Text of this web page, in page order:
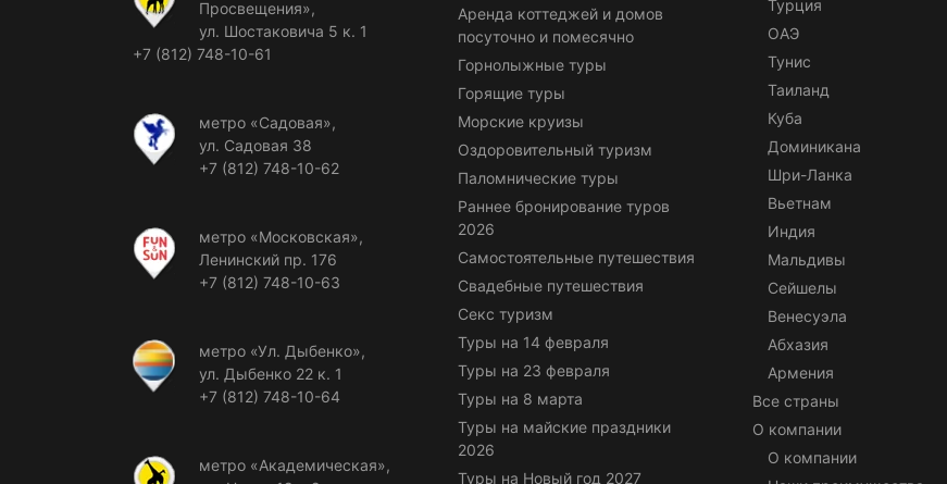
Просвещения»,
ул. Шостаковича 5 к. 1
+7 (812) 748-10-61
метро «Садовая»,
ул. Садовая 38
+7 (812) 748-10-62
метро «Московская»,
Ленинский пр. 176
+7 (812) 748-10-63
метро «Ул. Дыбенко»,
ул. Дыбенко 22 к. 1
+7 (812) 748-10-64
метро «Академическая»,
Аренда коттеджей и домов
посуточно и помесячно
Горнолыжные туры
Горящие туры
Морские круизы
Оздоровительный туризм
Паломнические туры
Раннее бронирование туров
2026
Самостоятельные путешествия
Свадебные путешествия
Секс туризм
Туры на 14 февраля
Туры на 23 февраля
Туры на 8 марта
Туры на майские праздники
2026
Туры на Новый год 2027
Турция
ОАЭ
Тунис
Таиланд
Куба
Доминикана
Шри-Ланка
Вьетнам
Индия
Мальдивы
Сейшелы
Венесуэла
Абхазия
Армения
Все страны
О компании
О компании